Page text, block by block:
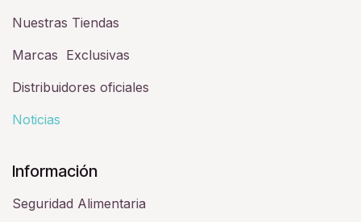
Nuestras Tiendas
Marcas Exclusivas
Distribuidores oficiales
Noticias
Información
Seguridad Alimentaria